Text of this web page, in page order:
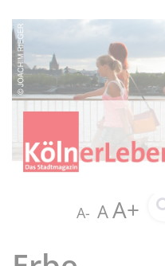
A- AA+